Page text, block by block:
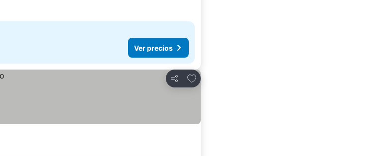
Ver precios
Compartir
Agregar a favoritos